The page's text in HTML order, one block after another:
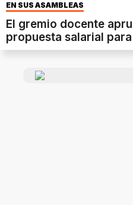
EN SUS ASAMBLEAS
El gremio docente
propuesta salarial